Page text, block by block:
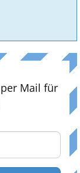
Mail für